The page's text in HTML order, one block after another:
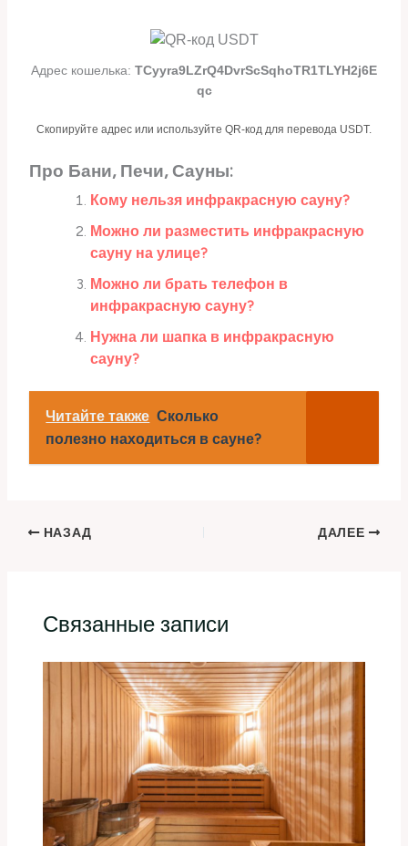
Адрес кошелька: TCyyra9LZrQ4DvrScSqhoTR1TLYH2j6E
qc
Скопируйте адрес или используйте QR-код для перевода USDT.
Про Бани, Печи, Сауны:
Кому нельзя инфракрасную сауну?
Можно ли разместить инфракрасную
сауну на улице?
Можно ли брать телефон в
инфракрасную сауну?
Нужна ли шапка в инфракрасную
сауну?
Читайте также Сколько
полезно находиться в сауне?
НАЗАД ДАЛЕЕ
Связанные записи